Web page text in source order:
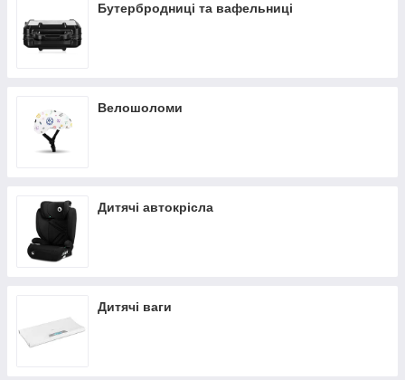
Бутербродниці та вафельниці
Велошоломи
Дитячі автокрісла
Дитячі ваги